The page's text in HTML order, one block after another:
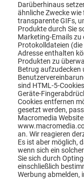
Darüberhinaus
ähnliche Zwecke wie
transparente GIFs,
Produkte durch Sie
Marketing-Emails
Protokolldateien
Adresse enthalten
Produkten zu
Betrug aufzudecken
sind HTML-5-
Geräte-
Cookies entfernen
gesetzt werden,
Macromedia
an. Wir reagieren
Es ist aber möglich,
wenn sich ein
Sie sich durch
einschließlich
Werbung abmelden,